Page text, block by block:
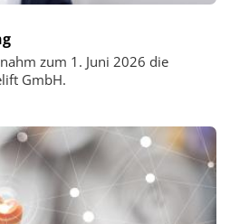
zum 1. Juni 2026 die
GmbH.